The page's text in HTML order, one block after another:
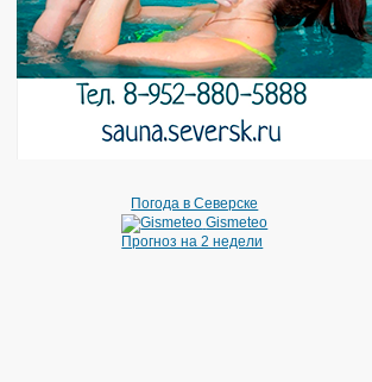
Погода в Северске
Gismeteo
Прогноз на 2 недели